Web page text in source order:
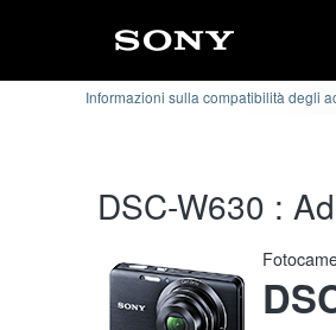
Informazioni sulla compatibilità degli
DSC-W630 :